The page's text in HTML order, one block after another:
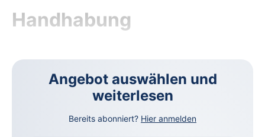
Handhabung
Angebot auswählen und
weiterlesen
Bereits abonniert? Hier anmelden